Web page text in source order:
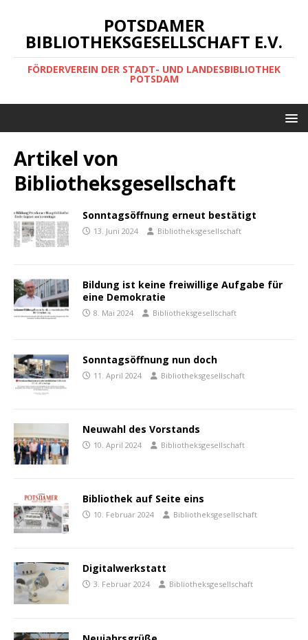
POTSDAMER
BIBLIOTHEKSGESELLSCHAFT E.V.
FÖRDERVEREIN DER STADT- UND LANDESBIBLIOTHEK
POTSDAM
Artikel von
Bibliotheksgesellschaft
Sonntagsöffnung erneut bestätigt
13. Juni 2024 Bibliotheksgesellschaft
Bildung ist keine freiwillige Aufgabe für
eine Demokratie
8. Mai 2024 Bibliotheksgesellschaft
Sonntagsöffnung nun doch
11. April 2024 Bibliotheksgesellschaft
Neuwahl des Vorstands
10. April 2024 Bibliotheksgesellschaft
Bibliothek auf Seite eins
10. Februar 2024 Bibliotheksgesellschaft
Digitalwerkstatt
3. Februar 2024 Bibliotheksgesellschaft